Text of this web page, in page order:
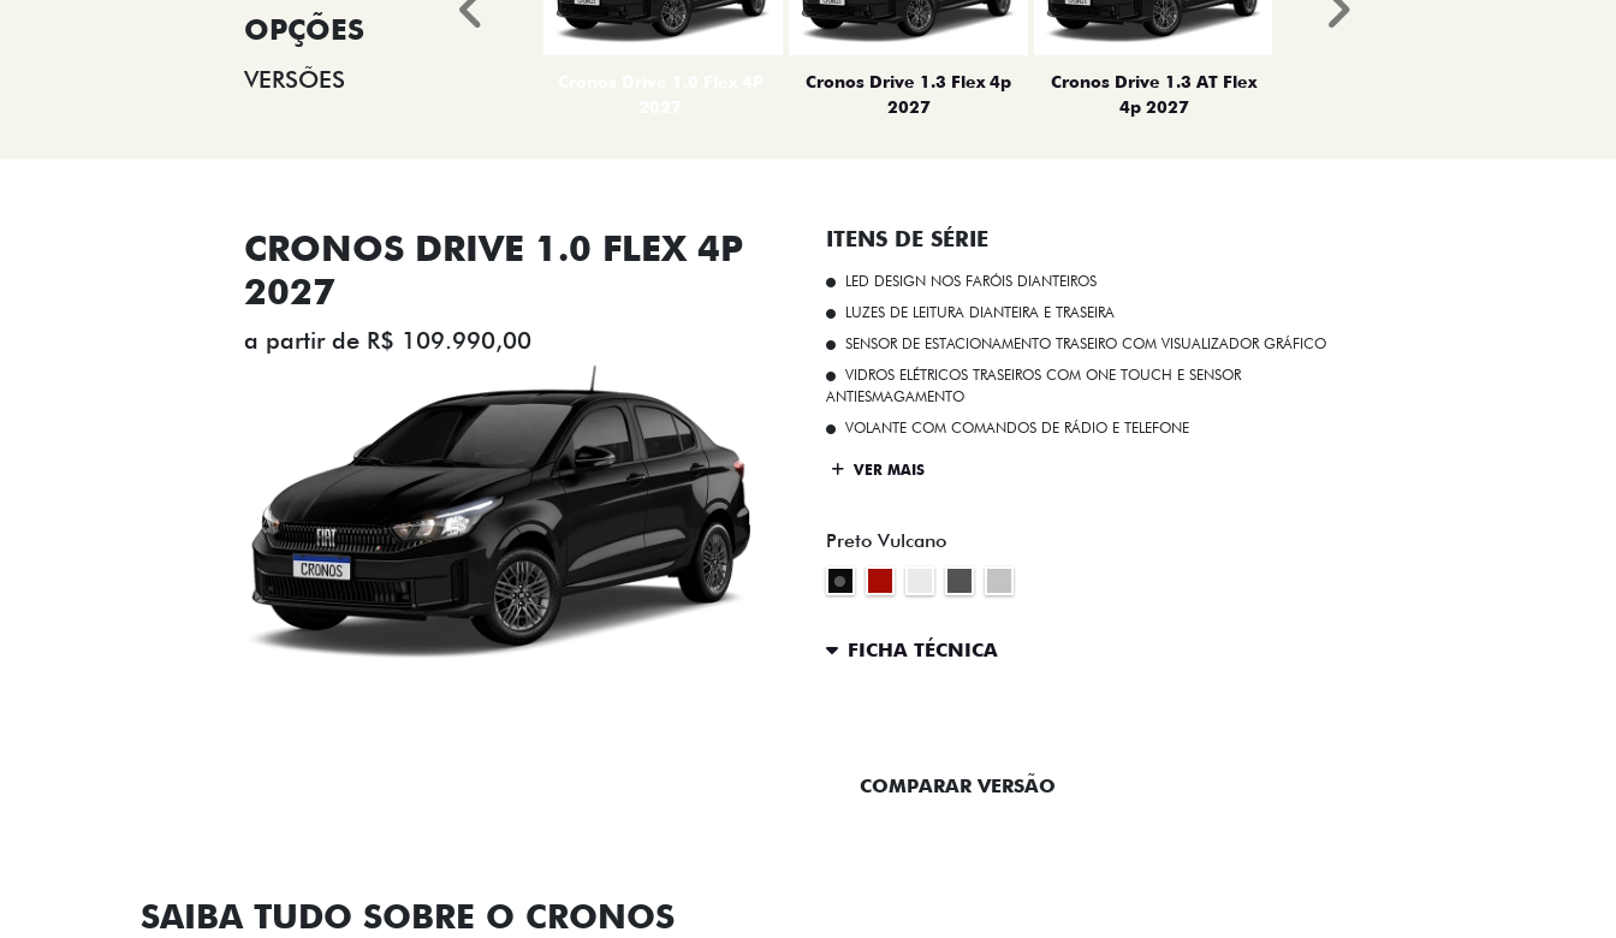
VERSÕES
Cronos Drive 1.3 Flex 4p
2027
Cronos Drive 1.3 AT Flex
4p 2027
Anterior Próximo
CRONOS DRIVE 1.0 FLEX 4P
2027
a partir de R$ 109.990,00
ITENS DE SÉRIE
LED DESIGN NOS FARÓIS DIANTEIROS
LUZES DE LEITURA DIANTEIRA E TRASEIRA
SENSOR DE ESTACIONAMENTO TRASEIRO COM VISUALIZADOR GRÁFICO
VIDROS ELÉTRICOS TRASEIROS COM ONE TOUCH E SENSOR
ANTIESMAGAMENTO
VOLANTE COM COMANDOS DE RÁDIO E TELEFONE
VER MAIS
Preto Vulcano
FICHA TÉCNICA
COMPARAR VERSÃO
SAIBA TUDO SOBRE O CRONOS